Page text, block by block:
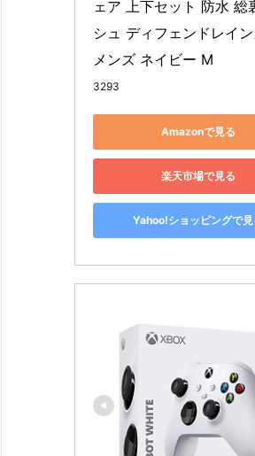
ェア 上下セット 防水 総
シュ ディフェンドレイ
メンズ ネイビー M
3293
Amazonで見る
楽天市場で見る
Yahoo!ショッピングで見